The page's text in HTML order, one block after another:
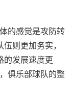
的感觉是攻防转
则更加务实，
的发展速度更
俱乐部球队的整